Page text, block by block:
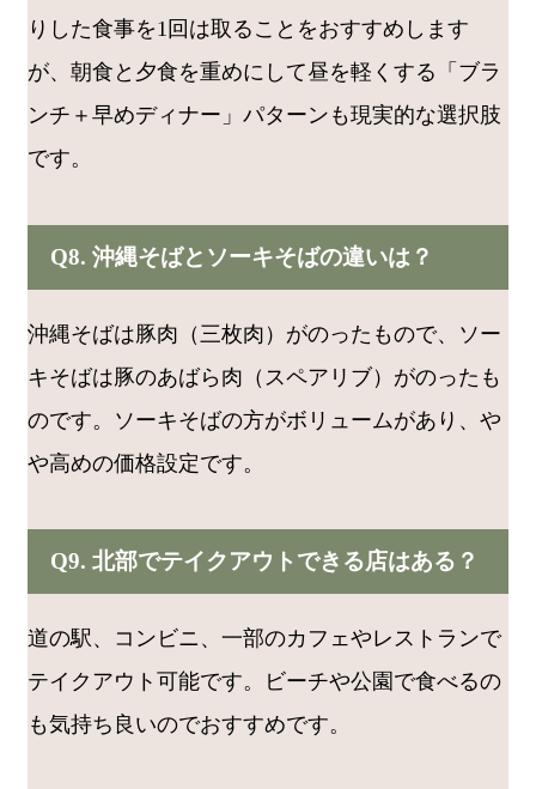
りした食事を1回は取ることをおすすめします
が、朝食と夕食を重めにして昼を軽くする「ブラ
ンチ＋早めディナー」パターンも現実的な選択肢
です。
Q8. 沖縄そばとソーキそばの違いは？
沖縄そばは豚肉（三枚肉）がのったもので、ソー
キそばは豚のあばら肉（スペアリブ）がのったも
のです。ソーキそばの方がボリュームがあり、や
や高めの価格設定です。
Q9. 北部でテイクアウトできる店はある？
道の駅、コンビニ、一部のカフェやレストランで
テイクアウト可能です。ビーチや公園で食べるの
も気持ち良いのでおすすめです。